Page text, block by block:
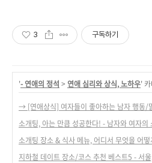
3 구독하기
'- 연애의 정석 > 연애 심리와 상식, 노하우'
소개팅 장소 & 식사 메뉴, 어디서 무엇을 어떻